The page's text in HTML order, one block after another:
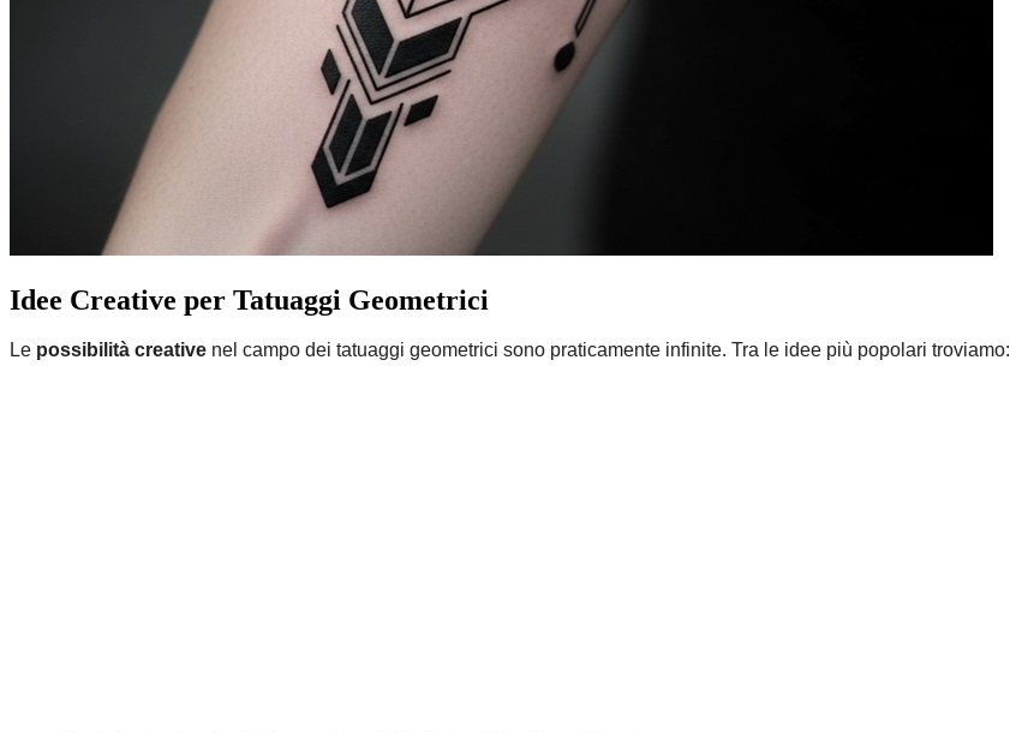
Idee Creative per Tatuaggi Geometrici
Le possibilità creative nel campo dei tatuaggi geometrici sono praticamente infinite. Tra le idee più popolari troviamo: